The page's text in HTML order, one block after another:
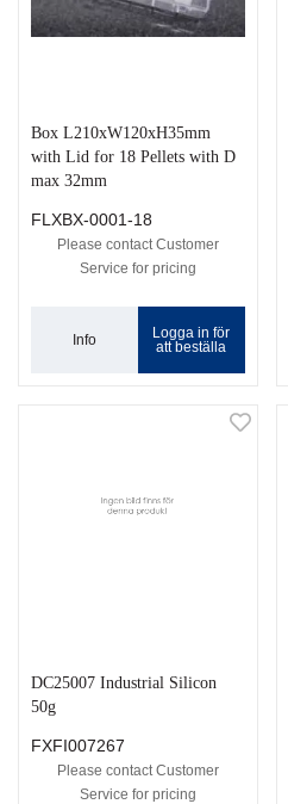
Box L210xW120xH35mm
with Lid for 18 Pellets with D
max 32mm
FLXBX-0001-18
Please contact Customer
Service for pricing
Info
Logga in för
att beställa
DC25007 Industrial Silicon
50g
FXFI007267
Please contact Customer
Service for pricing